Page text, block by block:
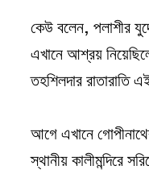
কেউ বলেন, পলাশীর
এখানে আশ্রয়
তহশিলদার রাতারাতি
আগে এখানে
স্থানীয় কালীমন্দিরে